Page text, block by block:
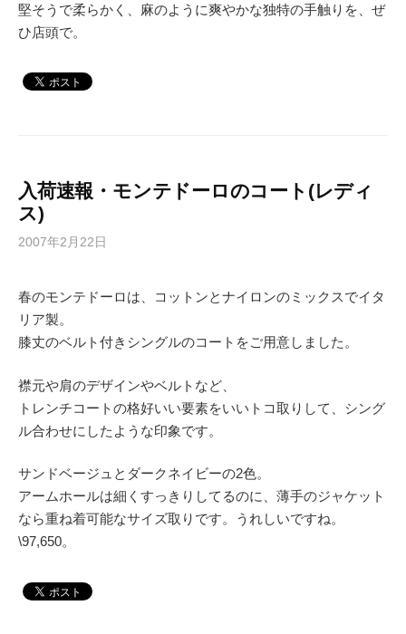
堅そうで柔らかく、麻のように爽やかな独特の手触りを、ぜ
ひ店頭で。
入荷速報・モンテドーロのコート(レディ
ス)
2007年2月22日
春のモンテドーロは、コットンとナイロンのミックスでイタ
リア製。
膝丈のベルト付きシングルのコートをご用意しました。
襟元や肩のデザインやベルトなど、
トレンチコートの格好いい要素をいいトコ取りして、シング
ル合わせにしたような印象です。
サンドベージュとダークネイビーの2色。
アームホールは細くすっきりしてるのに、薄手のジャケット
なら重ね着可能なサイズ取りです。うれしいですね。
\97,650。